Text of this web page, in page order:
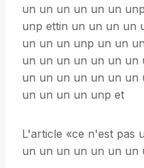
un un un un un un
unp ettin un un un un
un un un unp un un
un un un un un un un
un un un un un un un
un un un un unp et
L'article «ce n'est pas
un un un un un un un